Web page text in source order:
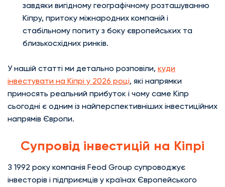
завдяки вигідному географічному розташуванню
Кіпру, притоку міжнародних компаній і
стабільному попиту з боку європейських та
близькосхідних ринків.
У нашій статті ми детально розповіли, куди
інвестувати на Кіпрі у 2026 році, які напрямки
приносять реальний прибуток і чому саме Кіпр
сьогодні є одним із найперспективніших інвестиційних
напрямів Європи.
Супровід інвестицій на Кіпрі
З 1992 року компанія Feod Group супроводжує
інвесторів і підприємців у країнах Європейського